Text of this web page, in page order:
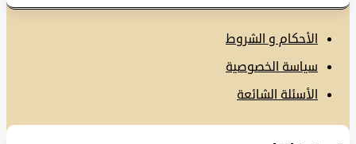
الأحكام و الشروط
سياسة الخصوصية
الأسئلة الشائعة